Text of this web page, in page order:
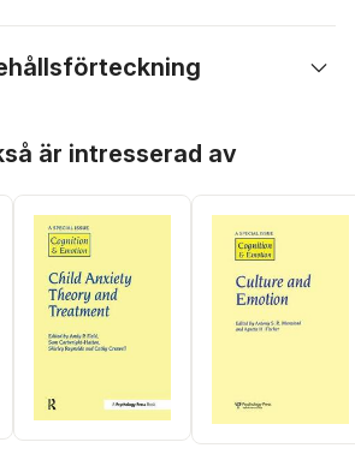
är intresserad av